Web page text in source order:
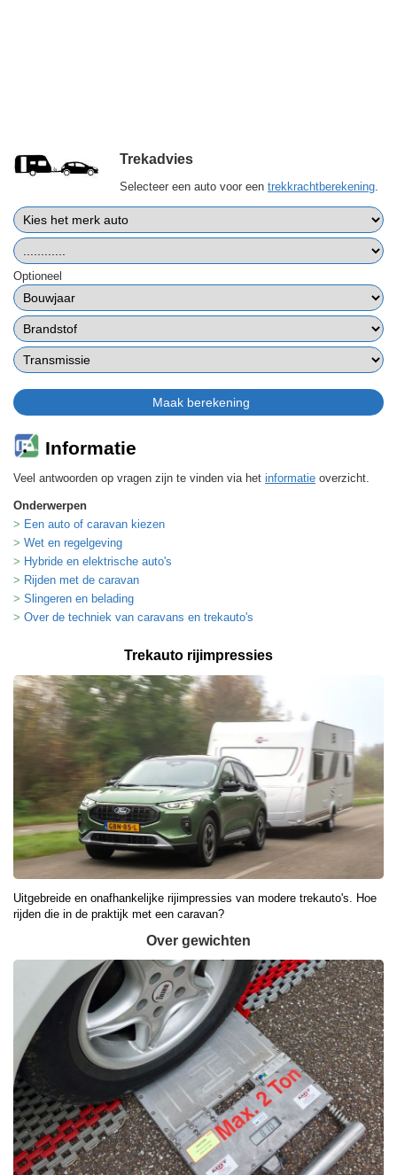
Trekadvies
Selecteer een auto voor een trekkrachtberekening
Optioneel
Informatie
Veel antwoorden op vragen zijn te vinden via het informatie overzicht.
Onderwerpen
Een auto of caravan kiezen
Wet en regelgeving
Hybride en elektrische auto's
Rijden met de caravan
Slingeren en belading
Over de techniek van caravans en trekauto's
Trekauto rijimpressies
Uitgebreide en onafhankelijke rijimpressies van modere trekauto's. Hoe
rijden die in de praktijk met een caravan?
Over gewichten